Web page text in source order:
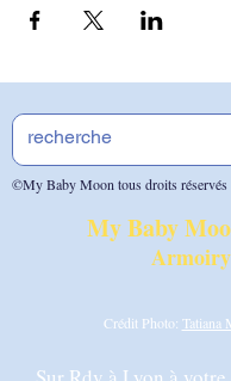
©My Baby Moon tous droits réservés
My Baby
Armoiry
Crédit Photo: Tatiana